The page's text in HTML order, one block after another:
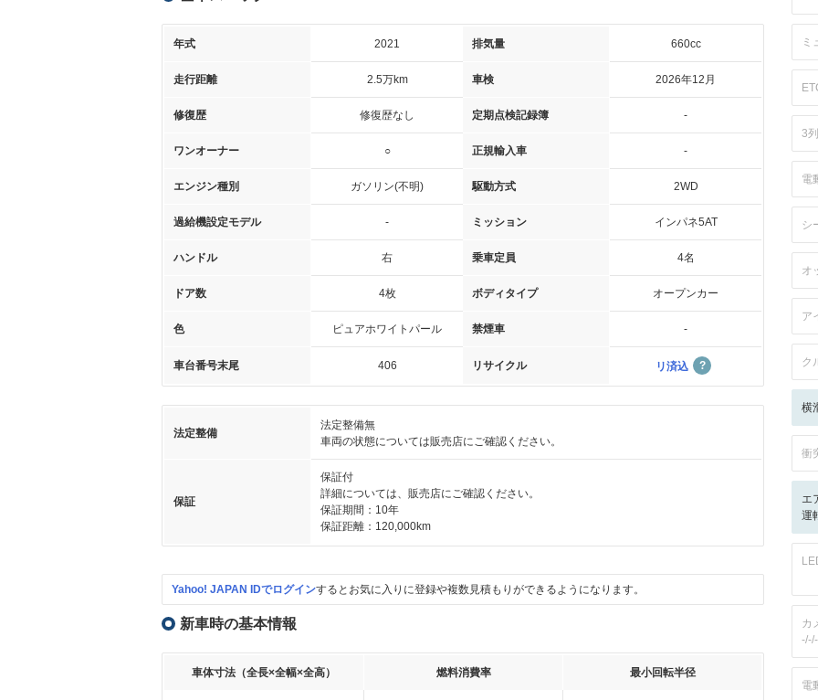
年式 2021 排気量 660cc
走行距離 2.5万km 車検 2026年12月
修復歴 修復歴なし 定期点検記録簿 -
ワンオーナー ○ 正規輸入車 -
エンジン種別 ガソリン(不明) 駆動方式 2WD
過給機設定モデル - ミッション インパネ5AT
ハンドル 右 乗車定員 4名
ドア数 4枚 ボディタイプ オープンカー
色 ピュアホワイトパール 禁煙車 -
車台番号末尾 406 リサイクル リ済込
法定整備
法定整備無
車両の状態については販売店にご確認ください。
保証
保証付
詳細については、販売店にご確認ください。
保証期間：10年
保証距離：120,000km
Yahoo! JAPAN IDでログインするとお気に入りに登録や複数見積もりができるようになります。
新車時の基本情報
車体寸法（全長×全幅×全高） 燃料消費率 最小回転半径
ミ
3
電
シ
オ
ア
ク
横
衝
エ
運
カ
電